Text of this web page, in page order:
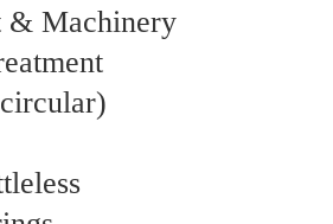
& Machinery